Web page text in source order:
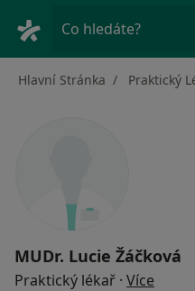
Co hledáte?
Hlavní Stránka Praktický
MUDr. Lucie Žáčková
Praktický lékař · Více